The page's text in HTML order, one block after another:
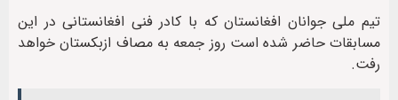
تیم ملی جوانان افغانستان که با کادر فنی افغانستانی در این
مسابقات حاضر شده است روز جمعه به مصاف ازبکستان خواهد
رفت.